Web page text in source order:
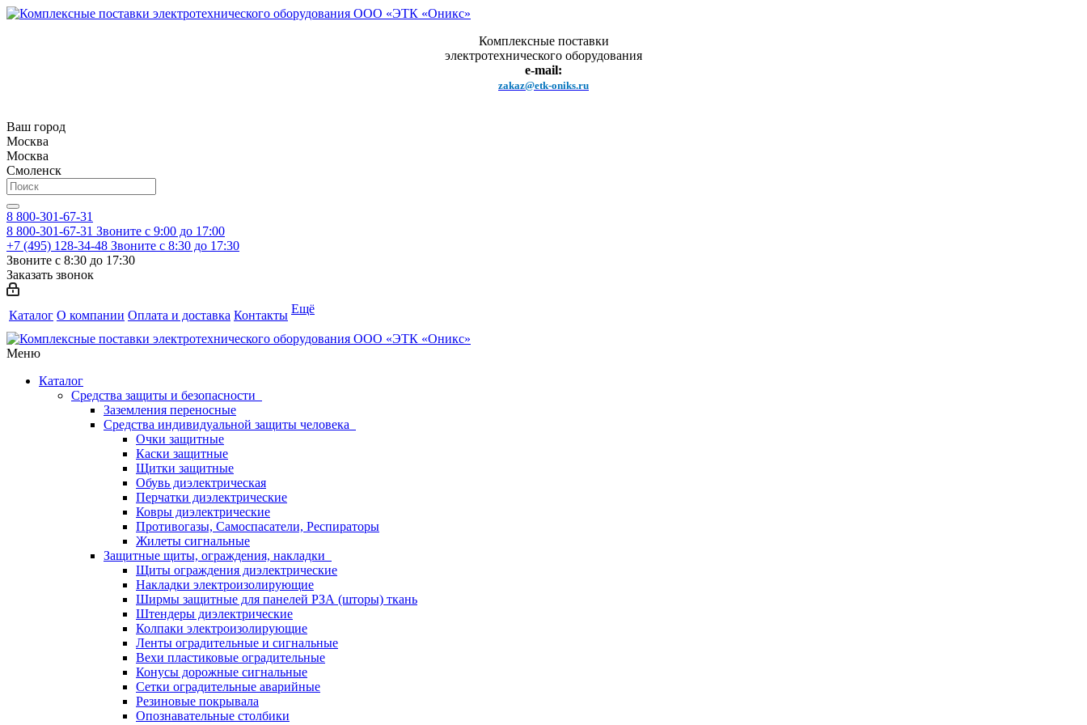
Комплексные поставки
электротехнического оборудования
e-mail:
zakaz@etk-oniks.ru
Ваш город
Москва
Москва
Смоленск
8 800-301-67-31
8 800-301-67-31 Звоните с 9:00 до 17:00
+7 (495) 128-34-48 Звоните с 8:30 до 17:30
Звоните с 8:30 до 17:30
Заказать звонок
Каталог О компании Оплата и доставка Контакты Ещё
Меню
Каталог
Средства защиты и безопасности
Заземления переносные
Средства индивидуальной защиты человека
Очки защитные
Каски защитные
Щитки защитные
Обувь диэлектрическая
Перчатки диэлектрические
Ковры диэлектрические
Противогазы, Самоспасатели, Респираторы
Жилеты сигнальные
Защитные щиты, ограждения, накладки
Щиты ограждения диэлектрические
Накладки электроизолирующие
Ширмы защитные для панелей РЗА (шторы) ткань
Штендеры диэлектрические
Колпаки электроизолирующие
Ленты оградительные и сигнальные
Вехи пластиковые оградительные
Конусы дорожные сигнальные
Сетки оградительные аварийные
Резиновые покрывала
Опознавательные столбики